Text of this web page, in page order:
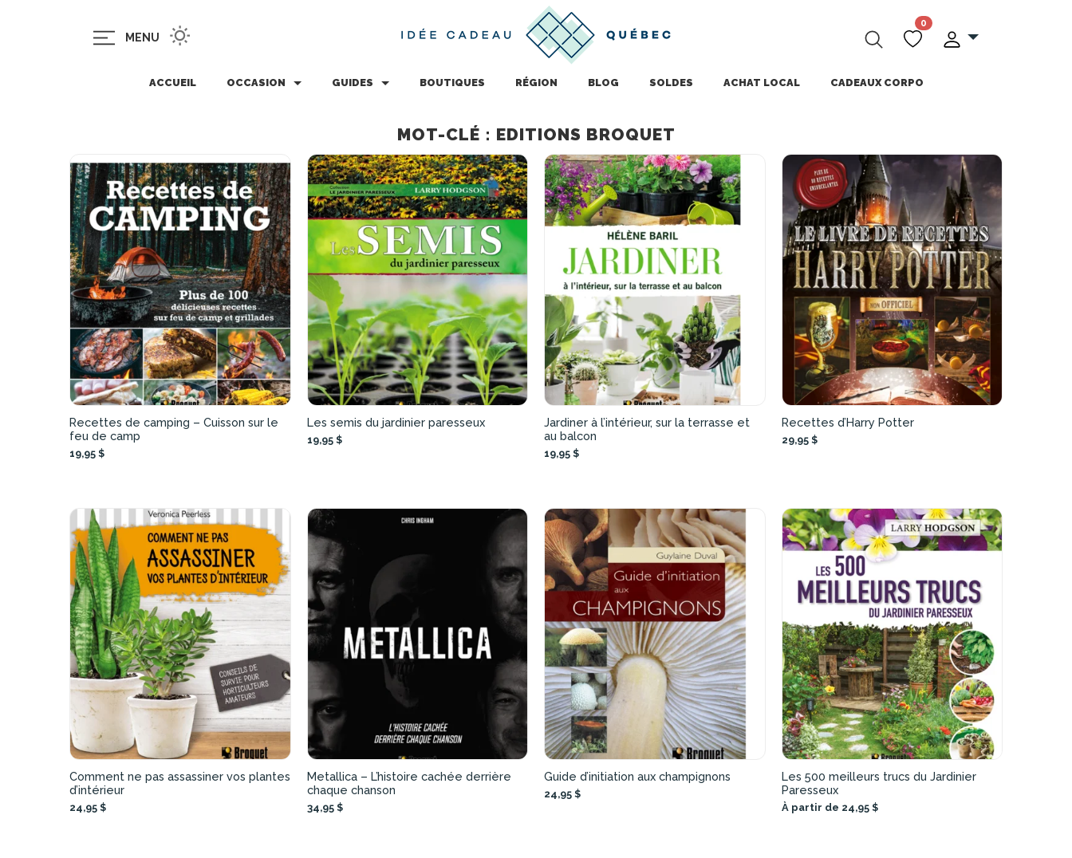
MENU
0
ACCUEIL OCCASION GUIDES BOUTIQUES RÉGION BLOG SOLDES ACHAT LOCAL CADEAUX CORPO
MOT-CLÉ : EDITIONS BROQUET
Recettes de camping – Cuisson sur le
feu de camp
19,95 $
Les semis du jardinier paresseux
19,95 $
Jardiner à l’intérieur, sur la terrasse et
au balcon
19,95 $
Recettes d’Harry Potter
29,95 $
Comment ne pas assassiner vos plantes
d’intérieur
24,95 $
Metallica – L’histoire cachée derrière
chaque chanson
34,95 $
Guide d’initiation aux champignons
24,95 $
Les 500 meilleurs trucs du Jardinier
Paresseux
À partir de 24,95 $